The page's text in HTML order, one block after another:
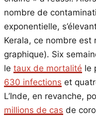
nombre de
exponentielle,
Kerala, ce nombre
graphique). Six
le taux de mortalité le
630 infections et
L’Inde, en revanche,
millions de cas de